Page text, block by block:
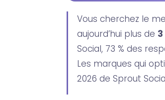
Vous cherchez le
aujourd’hui plus de
Social, 73 % des
Les marques qui
2026 de Sprout